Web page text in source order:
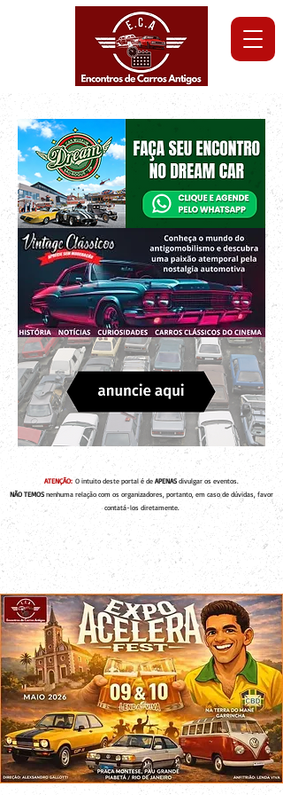
ATENÇÃO: O intuito deste portal é de APENAS divulgar os eventos.
NÃO TEMOS nenhuma relação com os organizadores, portanto, em caso de dúvidas, favor
contatá-los diretamente.